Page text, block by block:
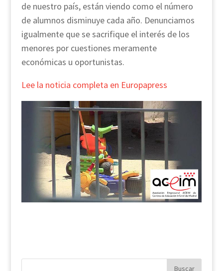
de nuestro país, están viendo como el número
de alumnos disminuye cada año. Denunciamos
igualmente que se sacrifique el interés de los
menores por cuestiones meramente
económicas u oportunistas.
Lee la noticia completa en Europapress